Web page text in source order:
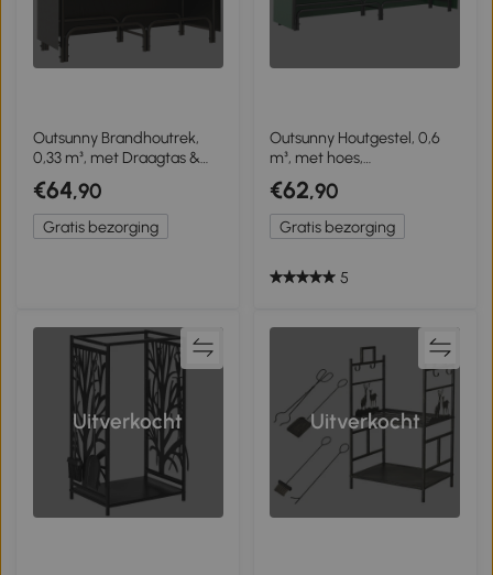
Outsunny Brandhoutrek,
0,33 m³, met Draagtas &
Hoes, Metalen frame, tot
150 kg, 120 x 36 x 99 cm,
Zwart
€64,90
Gratis bezorging
Outsunny Houtgestel, 0,6
m³, met hoes,
gepoedercoat metaal, tot
200 kg, zwart/donkergroen
€62,90
Gratis bezorging
5
Uitverkocht Uitverkocht